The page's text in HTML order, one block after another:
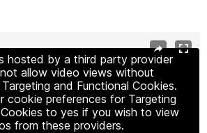
hosted by a third party provider
allow video views without
and Functional Cookies.
cookie preferences for Targeting
to yes if you wish to view
from these providers.